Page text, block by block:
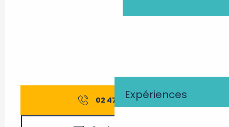
Expériences
02 47 52 54▒▒